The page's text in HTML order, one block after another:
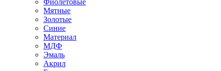
Фиолетовые
Мятные
Золотые
Синие
Материал
МДФ
Эмаль
Акрил